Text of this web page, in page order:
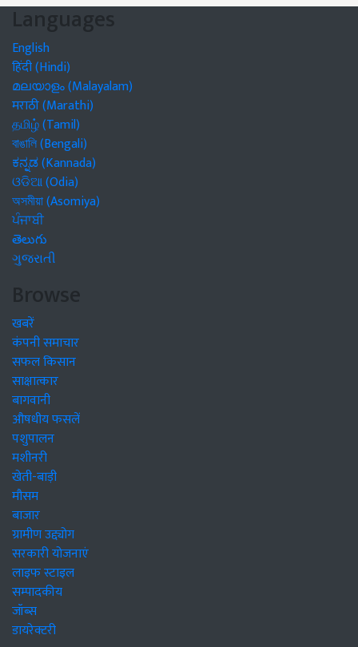
Languages
English
हिंदी (Hindi)
മലയാളം (Malayalam)
मराठी (Marathi)
தமிழ் (Tamil)
বাঙালি (Bengali)
ಕನ್ನಡ (Kannada)
ଓଡିଆ (Odia)
অসমীয়া (Asomiya)
ਪੰਜਾਬੀ
తెలుగు
ગુજરાતી
Browse
खबरें
कंपनी समाचार
सफल किसान
साक्षात्कार
बागवानी
औषधीय फसलें
पशुपालन
मशीनरी
खेती-बाड़ी
मौसम
बाजार
ग्रामीण उद्द्योग
सरकारी योजनाएं
लाइफ स्टाइल
सम्पादकीय
जॉब्स
डायरेक्टरी